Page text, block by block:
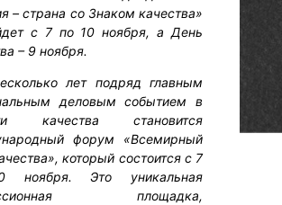
– страна со Знаком качества»
с 7 по 10 ноября, а День
– 9 ноября.
лет подряд главным
деловым событием в
качества становится
форум «Всемирный
который состоится с 7
ноября. Это уникальная
площадка,